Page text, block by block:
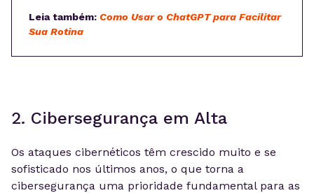
Leia também: Como Usar o ChatGPT para Facilitar
Sua Rotina
2. Cibersegurança em Alta
Os ataques cibernéticos têm crescido muito e se
sofisticado nos últimos anos, o que torna a
cibersegurança uma prioridade fundamental para as